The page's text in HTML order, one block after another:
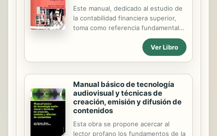
Este manual, dedicado al estudio de
la contabilidad financiera superior,
toma como referencia fundamental
para el desarrollo de los distintos
capítulos los epígrafes que figuran
en los modelos normales de balance
Plan General de Contabilidad (PGC).
El análisis de los diferentes epígrafes
se realiza estudiando las normas
contables y mercantiles que les
afecten. En el caso de los fondos
propios las implicaciones de las
Ver Libro
Manual básico de tecnología
audiovisual y técnicas de
creación, emisión y difusión de
contenidos
Esta obra se propone acercar al
lector profano los fundamentos de la